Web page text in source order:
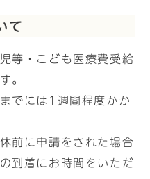
て
等・こども医療費受給
。
でには1週間程度かか
前に申請をされた場合
到着にお時間をいただ